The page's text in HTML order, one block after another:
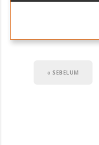
« SEBELUM